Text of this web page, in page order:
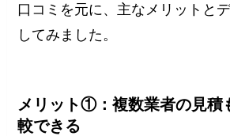
口コミを元に、主なメリットと
してみました。
メリット①：複数業者の見積
較できる